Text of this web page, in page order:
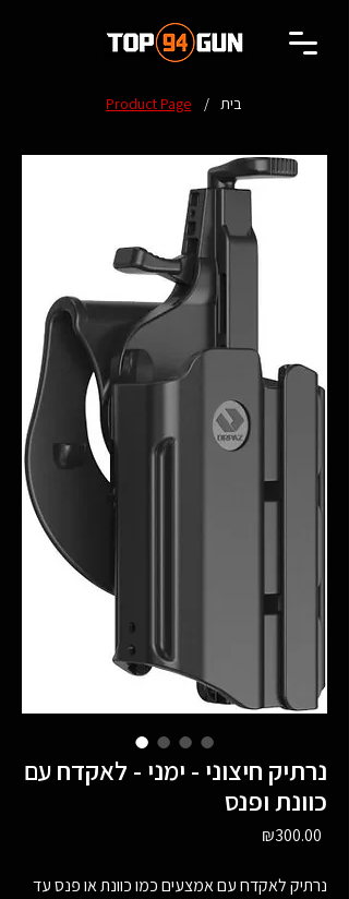
בית /
Product Page
נרתיק חיצוני - ימני - לאקדח עם
כוונת ופנס
₪300.00
נרתיק לאקדח עם אמצעים כמו כוונת או פנס עד